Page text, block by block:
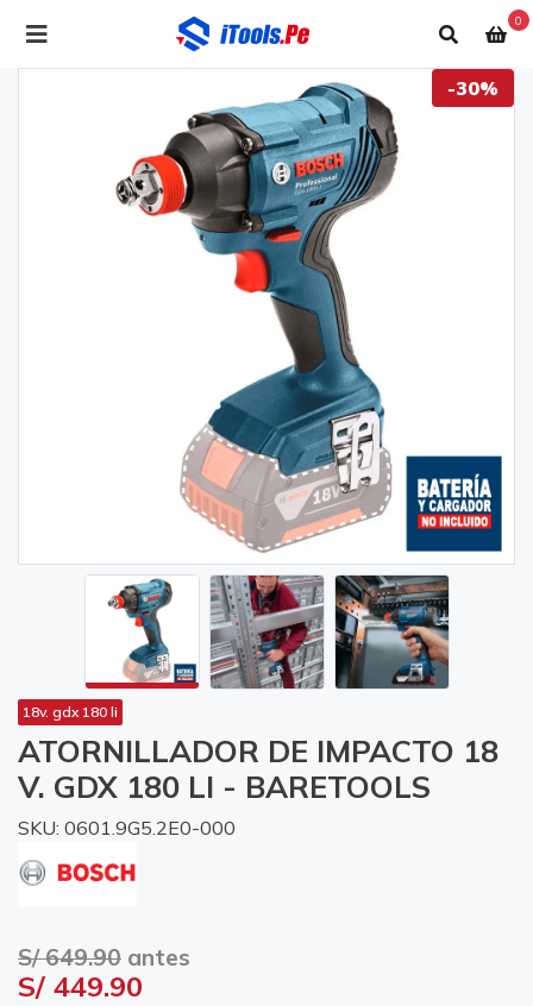
0
-30%
18v. gdx 180 li
ATORNILLADOR DE IMPACTO 18
V. GDX 180 LI - BARETOOLS
SKU: 0601.9G5.2E0-000
S/ 649.90 antes
S/ 449.90